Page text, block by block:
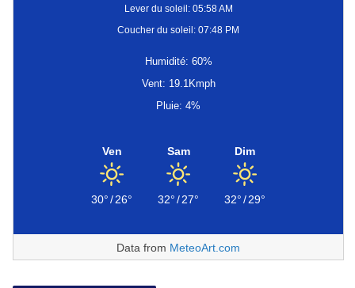
Lever du soleil: 05:58 AM
Coucher du soleil: 07:48 PM
Humidité: 60%
Vent: 19.1Kmph
Pluie: 4%
Ven
30°/26°
Sam
32°/27°
Dim
32°/29°
Data from MeteoArt.com